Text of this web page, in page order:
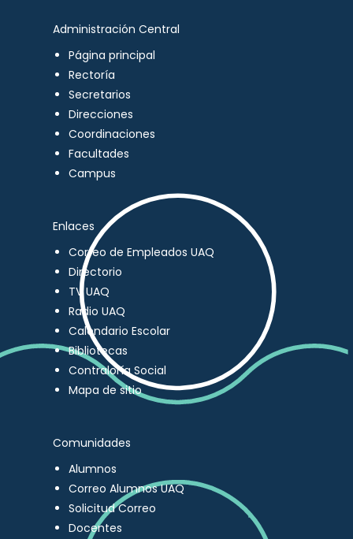
Administración Central
Página principal
Rectoría
Secretarios
Direcciones
Coordinaciones
Facultades
Campus
Enlaces
Correo de Empleados UAQ
Directorio
TV UAQ
Radio UAQ
Calendario Escolar
Bibliotecas
Contraloría Social
Mapa de sitio
Comunidades
Alumnos
Correo Alumnos UAQ
Solicitud Correo
Docentes